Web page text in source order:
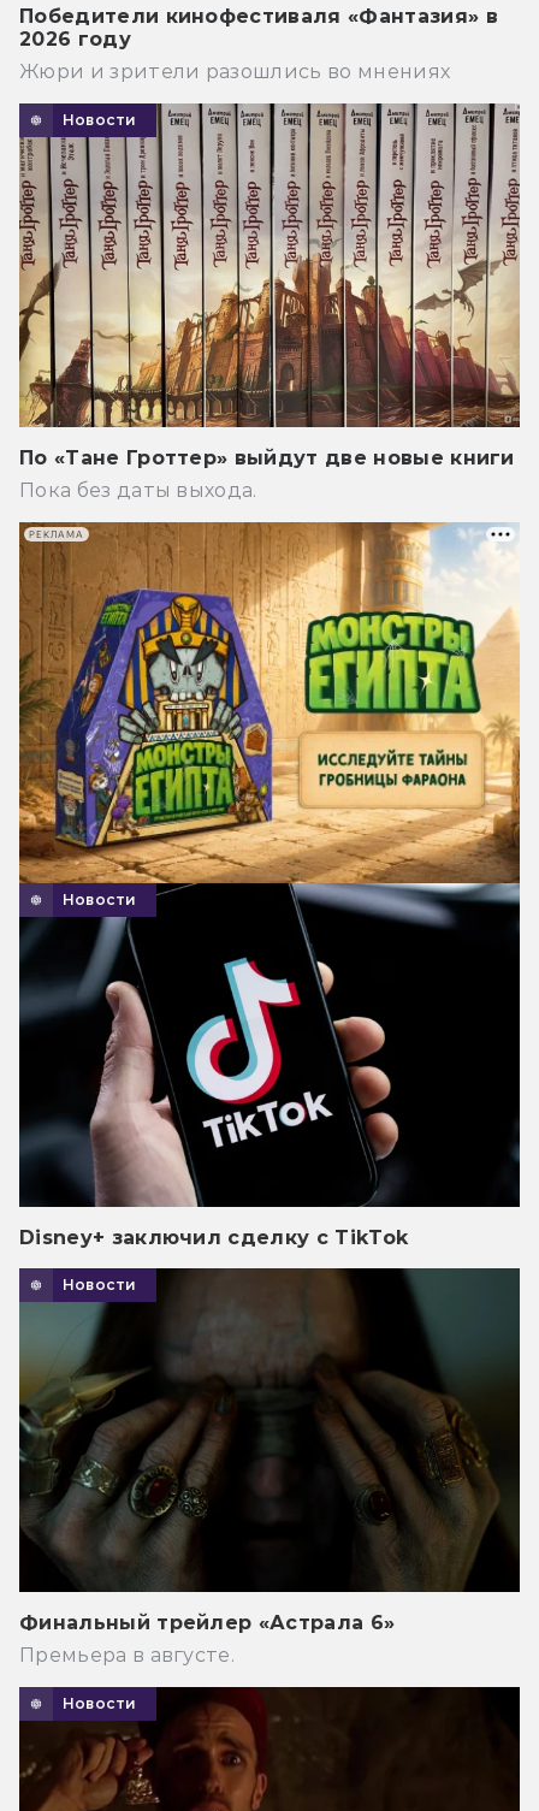
Победители кинофестиваля «Фантазия» в
2026 году
Жюри и зрители разошлись во мнениях
Новости
По «Тане Гроттер» выйдут две новые книги
Пока без даты выхода.
Новости
Disney+ заключил сделку с TikTok
Новости
Финальный трейлер «Астрала 6»
Премьера в августе.
Новости
РЕКЛАМА